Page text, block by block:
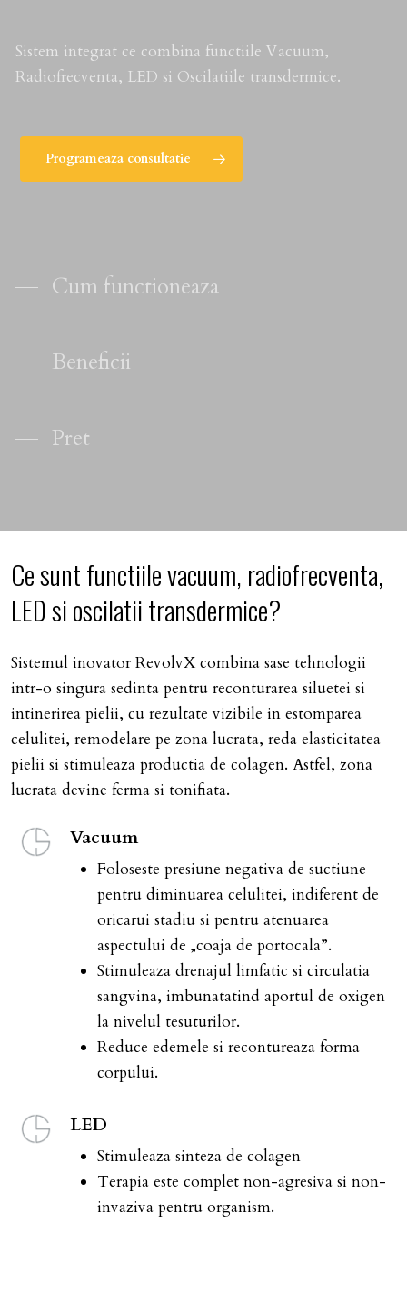
Sistem integrat ce combina functiile Vacuum,
Radiofrecventa, LED si Oscilatiile transdermice.
Programeaza consultatie
Cum functioneaza
Beneficii
Pret
Ce sunt functiile vacuum, radiofrecventa,
LED si oscilatii transdermice?
Sistemul inovator RevolvX combina sase tehnologii
intr-o singura sedinta pentru reconturarea siluetei si
intinerirea pielii, cu rezultate vizibile in estomparea
celulitei, remodelare pe zona lucrata, reda elasticitatea
pielii si stimuleaza productia de colagen. Astfel, zona
lucrata devine ferma si tonifiata.
Vacuum
Foloseste presiune negativa de suctiune
pentru diminuarea celulitei, indiferent de
oricarui stadiu si pentru atenuarea
aspectului de „coaja de portocala”.
Stimuleaza drenajul limfatic si circulatia
sangvina, imbunatatind aportul de oxigen
la nivelul tesuturilor.
Reduce edemele si recontureaza forma
corpului.
LED
Stimuleaza sinteza de colagen
Terapia este complet non-agresiva si non-
invaziva pentru organism.